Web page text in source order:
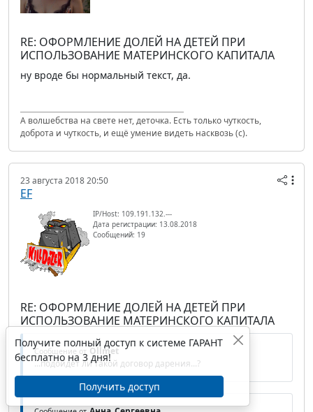
RE: ОФОРМЛЕНИЕ ДОЛЕЙ НА ДЕТЕЙ ПРИ
ИСПОЛЬЗОВАНИЕ МАТЕРИНСКОГО КАПИТАЛА
ну вроде бы нормальный текст, да.
А волшебства на свете нет, деточка. Есть только чуткость,
доброта и чуткость, и ещё умение видеть насквозь (с).
23 августа 2018 20:50
EF
IP/Host: 109.191.132.---
Дата регистрации: 13.08.2018
Сообщений: 19
RE: ОФОРМЛЕНИЕ ДОЛЕЙ НА ДЕТЕЙ ПРИ
ИСПОЛЬЗОВАНИЕ МАТЕРИНСКОГО КАПИТАЛА
Сообщение от Ollmet
...подойдет ли такой договор дарения...?
Получите полный доступ к системе ГАРАНТ
бесплатно на 3 дня!
Получить доступ